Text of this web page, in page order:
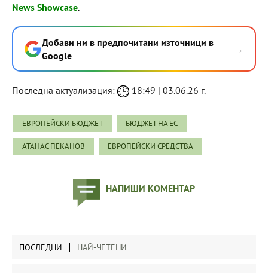
News Showcase.
Добави ни в предпочитани източници в
Google
→
Последна актуализация: 18:49 | 03.06.26 г.
ЕВРОПЕЙСКИ БЮДЖЕТ БЮДЖЕТ НА ЕС
АТАНАС ПЕКАНОВ ЕВРОПЕЙСКИ СРЕДСТВА
НАПИШИ КОМЕНТАР
ПОСЛЕДНИ НАЙ-ЧЕТЕНИ